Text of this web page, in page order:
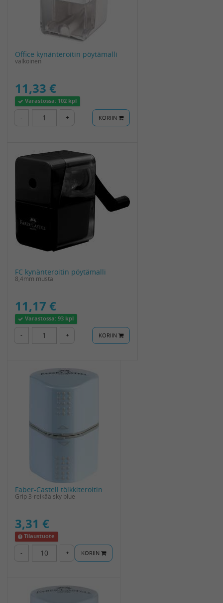
Office kynänteroitin pöytämalli
valkoinen
11,33 €
Varastossa: 102 kpl
- + KORIIN
FC kynänteroitin pöytämalli
8,4mm musta
11,17 €
Varastossa:93 kpl
- + KORIIN
Faber-Castell tölkkiteroitin
Grip 3-reikää sky blue
3,31 €
Tilaustuote
- + KORIIN